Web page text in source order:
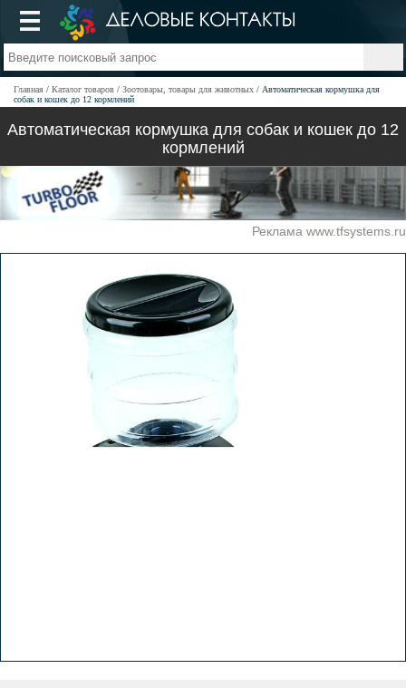
Главная Каталог товаров Зоотовары, товары для животных
Автоматическая кормушка для
собак и кошек до 12 кормлений
Автоматическая кормушка для собак и кошек до 12
кормлений
Реклама www.tfsystems.ru